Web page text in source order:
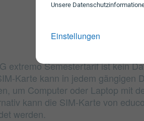
Unsere
Einstellungen
extremo Semestertarif ist kein
Karte kann in jedem gängigen
um Computer oder Laptop mit
kann die SIM-Karte von
werden.